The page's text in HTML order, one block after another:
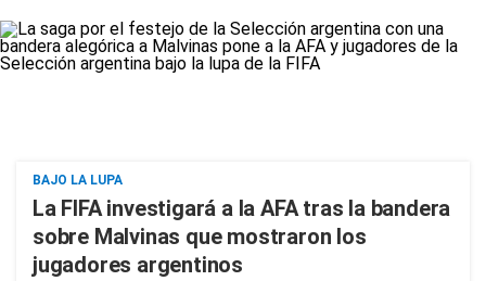
BAJO LA LUPA
La FIFA investigará a la AFA tras la bandera
sobre Malvinas que mostraron los
jugadores argentinos